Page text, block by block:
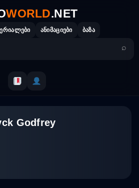
WORLD.NET
ანიმაციები ბაზა
Godfrey